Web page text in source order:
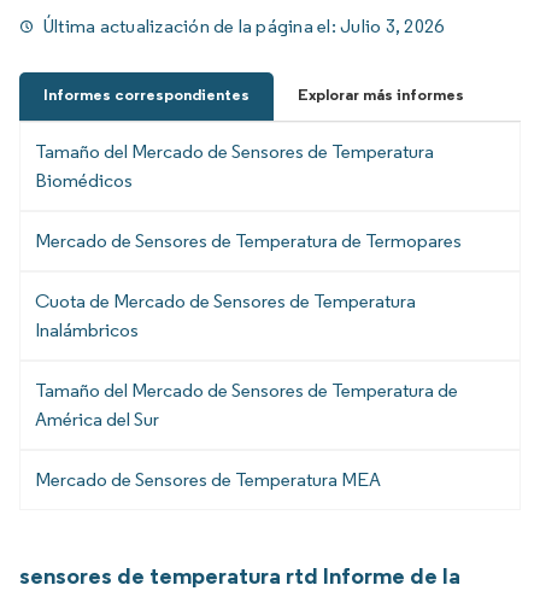
Última actualización de la página el:Julio 3, 2026
Informes correspondientes Explorar más informes
Tamaño del Mercado de Sensores de Temperatura
Biomédicos
Mercado de Sensores de Temperatura de Termopares
Cuota de Mercado de Sensores de Temperatura
Inalámbricos
Tamaño del Mercado de Sensores de Temperatura de
América del Sur
Mercado de Sensores de Temperatura MEA
sensores de temperatura rtd Informe de la